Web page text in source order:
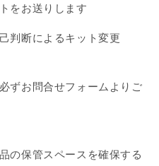
をお送りします
判断によるキット変更
ずお問合せフォームよりご
の保管スペースを確保する